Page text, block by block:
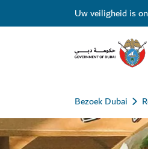
Uw veiligheid is
Bezoek Dubai